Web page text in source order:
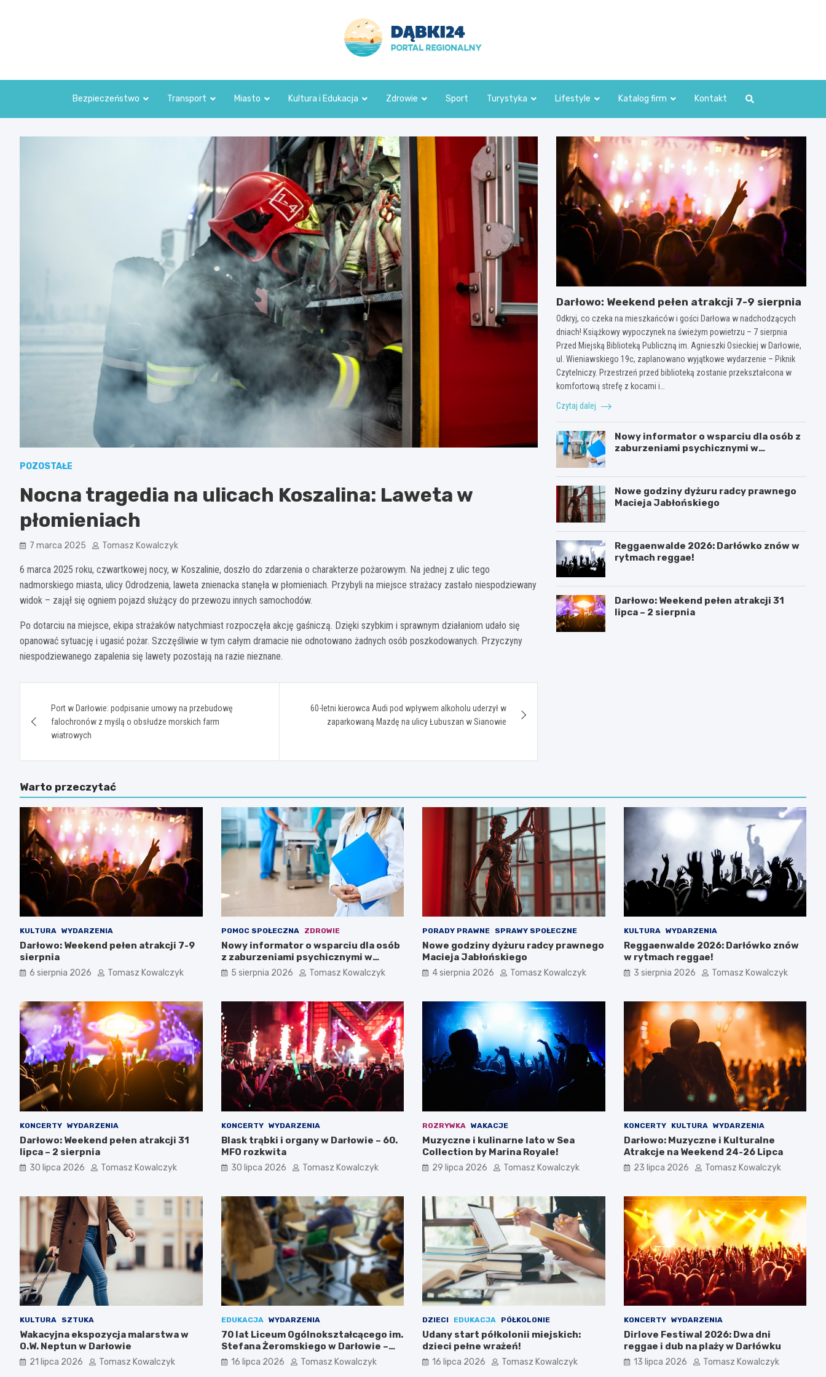
dabki24.pl
Bezpieczeństwo Transport Miasto Kultura i Edukacja Zdrowie Sport Turystyka Lifestyle Katalog firm Kontakt
POZOSTAŁE
Nocna tragedia na ulicach Koszalina: Laweta w
płomieniach
7 marca 2025 Tomasz Kowalczyk
6 marca 2025 roku, czwartkowej nocy, w Koszalinie, doszło do zdarzenia o charakterze pożarowym. Na jednej z ulic tego
nadmorskiego miasta, ulicy Odrodzenia, laweta znienacka stanęła w płomieniach. Przybyli na miejsce strażacy zastało niespodziewany
widok – zajął się ogniem pojazd służący do przewozu innych samochodów.
Po dotarciu na miejsce, ekipa strażaków natychmiast rozpoczęła akcję gaśniczą. Dzięki szybkim i sprawnym działaniom udało się
opanować sytuację i ugasić pożar. Szczęśliwie w tym całym dramacie nie odnotowano żadnych osób poszkodowanych. Przyczyny
niespodziewanego zapalenia się lawety pozostają na razie nieznane.
wpisuPort w Darłowie: podpisanie umowy na przebudowę
falochronów z myślą o obsłudze morskich farm
wiatrowych
60-letni kierowca Audi pod wpływem alkoholu uderzył w
zaparkowaną Mazdę na ulicy Łubuszan w Sianowie
Darłowo: Weekend pełen atrakcji 7-9 sierpnia
Odkryj, co czeka na mieszkańców i gości Darłowa w nadchodzących
dniach! Książkowy wypoczynek na świeżym powietrzu – 7 sierpnia
Przed Miejską Biblioteką Publiczną im. Agnieszki Osieckiej w Darłowie,
ul. Wieniawskiego 19c, zaplanowano wyjątkowe wydarzenie – Piknik
Czytelniczy. Przestrzeń przed biblioteką zostanie przekształcona w
komfortową strefę z kocami i…
Czytaj dalej
Nowy informator o wsparciu dla osób z
zaburzeniami psychicznymi w
Nowe godziny dyżuru radcy prawnego
Macieja Jabłońskiego
Reggaenwalde 2026: Darłówko znów w
rytmach reggae!
Darłowo: Weekend pełen atrakcji 31
lipca – 2 sierpnia
Warto przeczytać
KULTURA WYDARZENIA
Darłowo: Weekend pełen atrakcji 7-9
sierpnia
6 sierpnia 2026 Tomasz Kowalczyk
POMOC SPOŁECZNA ZDROWIE
Nowy informator o wsparciu dla osób
z zaburzeniami psychicznymi w
Zachodniopomorskiem na 2026 rok
5 sierpnia 2026 Tomasz Kowalczyk
PORADY PRAWNE SPRAWY SPOŁECZNE
Nowe godziny dyżuru radcy prawnego
Macieja Jabłońskiego
4 sierpnia 2026 Tomasz Kowalczyk
KULTURA WYDARZENIA
Reggaenwalde 2026: Darłówko znów
w rytmach reggae!
3 sierpnia 2026 Tomasz Kowalczyk
KONCERTY WYDARZENIA
Darłowo: Weekend pełen atrakcji 31
lipca – 2 sierpnia
30 lipca 2026 Tomasz Kowalczyk
KONCERTY WYDARZENIA
Blask trąbki i organy w Darłowie – 60.
MFO rozkwita
30 lipca 2026 Tomasz Kowalczyk
ROZRYWKA WAKACJE
Muzyczne i kulinarne lato w Sea
Collection by Marina Royale!
29 lipca 2026 Tomasz Kowalczyk
KONCERTY KULTURA WYDARZENIA
Darłowo: Muzyczne i Kulturalne
Atrakcje na Weekend 24-26 Lipca
23 lipca 2026 Tomasz Kowalczyk
KULTURA SZTUKA
Wakacyjna ekspozycja malarstwa w
O.W. Neptun w Darłowie
21 lipca 2026 Tomasz Kowalczyk
EDUKACJA WYDARZENIA
70 lat Liceum Ogólnokształcącego im.
Stefana Żeromskiego w Darłowie –
Świętuj z nami!
16 lipca 2026 Tomasz Kowalczyk
DZIECI EDUKACJA PÓŁKOLONIE
Udany start półkolonii miejskich:
dzieci pełne wrażeń!
16 lipca 2026 Tomasz Kowalczyk
KONCERTY WYDARZENIA
Dirlove Festiwal 2026: Dwa dni
reggae i dub na plaży w Darłówku
13 lipca 2026 Tomasz Kowalczyk